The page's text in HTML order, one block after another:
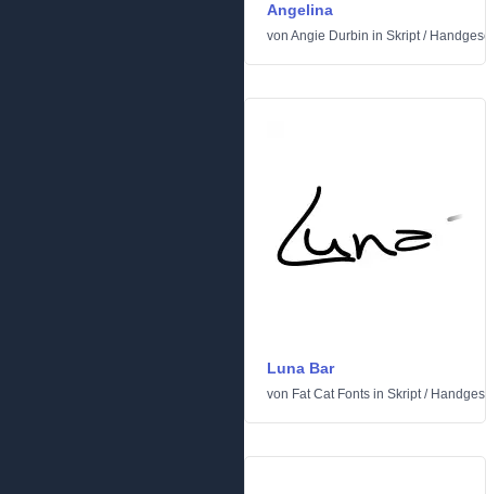
Angelina
von Angie Durbin in Skript/
Luna Bar
von Fat Cat Fonts in Skript/